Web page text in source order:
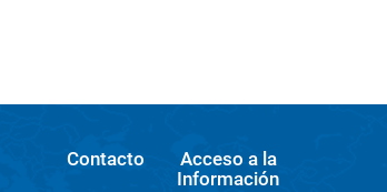
Contacto
Acceso a la
Información